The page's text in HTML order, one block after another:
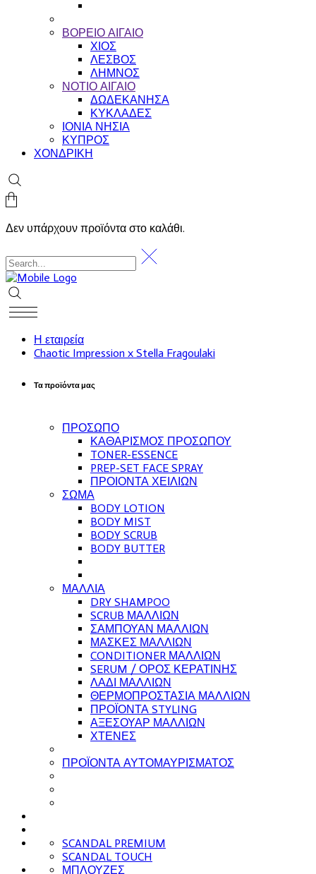
ΒΟΡΕΙΟ ΑΙΓΑΙΟ
ΧΙΟΣ
ΛΕΣΒΟΣ
ΛΗΜΝΟΣ
ΝΟΤΙΟ ΑΙΓΑΙΟ
ΔΩΔΕΚΑΝΗΣΑ
ΚΥΚΛΑΔΕΣ
ΙΟΝΙΑ ΝΗΣΙΑ
ΚΥΠΡΟΣ
ΧΟΝΔΡΙΚΗ
Δεν υπάρχουν προϊόντα στο καλάθι.
Η εταιρεία
Chaotic Impression x Stella Fragoulaki
Τα προϊόντα μας
ΠΡΟΣΩΠΟ
ΚΑΘΑΡΙΣΜΟΣ ΠΡΟΣΩΠΟΥ
TONER-ESSENCE
PREP-SET FACE SPRAY
ΠΡΟΙΟΝΤΑ ΧΕΙΛΙΩΝ
ΣΩΜΑ
BODY LOTION
BODY MIST
BODY SCRUB
BODY BUTTER
ΜΑΛΛΙΑ
DRY SHAMPOO
SCRUB ΜΑΛΛΙΩΝ
ΣΑΜΠΟΥΑΝ ΜΑΛΛΙΩΝ
ΜΑΣΚΕΣ ΜΑΛΛΙΩΝ
CONDITIONER ΜΑΛΛΙΩΝ
SERUM / ΟΡΟΣ ΚΕΡΑΤΙΝΗΣ
ΛΑΔΙ ΜΑΛΛΙΩΝ
ΘΕΡΜΟΠΡΟΣΤΑΣΙΑ ΜΑΛΛΙΩΝ
ΠΡΟΪΟΝΤΑ STYLING
ΑΞΕΣΟΥΑΡ ΜΑΛΛΙΩΝ
ΧΤΕΝΕΣ
ΠΡΟΪΟΝΤΑ ΑΥΤΟΜΑΥΡΙΣΜΑΤΟΣ
SCANDAL PREMIUM
SCANDAL TOUCH
ΜΠΛΟΥΖΕΣ